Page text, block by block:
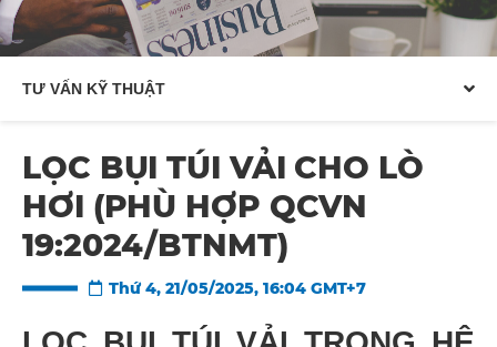
TƯ VẤN KỸ THUẬT
LỌC BỤI TÚI VẢI CHO LÒ
HƠI (PHÙ HỢP QCVN
19:2024/BTNMT)
Thứ 4, 21/05/2025, 16:04 GMT+7